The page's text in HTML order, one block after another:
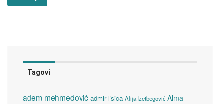
Tagovi
adem mehmedović admir lisica Alija Izetbegović Alma